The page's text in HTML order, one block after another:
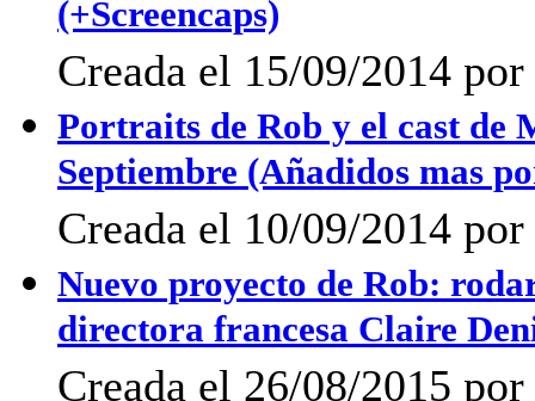
(+Screencaps)
Creada el 15/09/2014
Portraits de Rob y el cast de
Septiembre (Añadidos mas
Creada el 10/09/2014
Nuevo proyecto de Rob:
directora francesa Claire
Creada el 26/08/2015